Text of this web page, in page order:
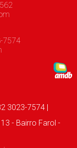
7574
3023-7574 |
- Bairro Farol -